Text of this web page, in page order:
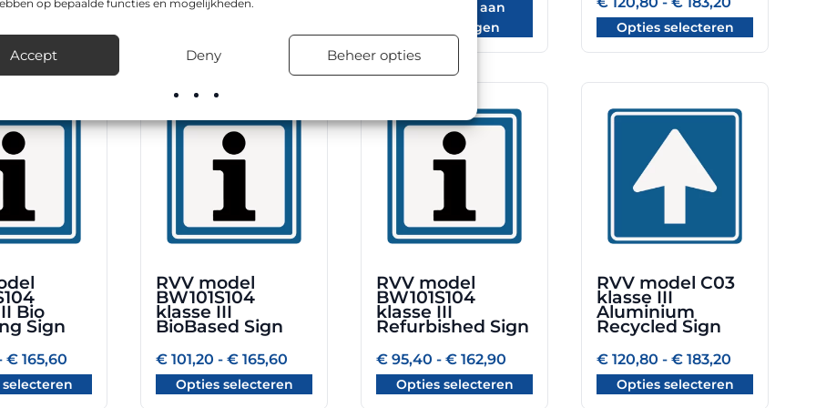
op bepaalde functies en mogelijkheden.
Accept Deny Beheer opties
€ 248,00
€ 330,40
Toevoegen aan
winkelwagen
€ 120,80
tot
€ 183,20
Opties selecteren
Bio
Sign
€ 165,60
€ 101,20
tot
€ 165,60
RVV model
BW101S104
klasse III
BioBased Sign
€101,20 - €165,60Prijsklasse:
€ 101,20
tot
€ 165,60
Opties selecteren
product
meerdere
optie
kan
worden
op
de
RVV model
BW101S104
klasse III
Refurbished Sign
€95,40 - €162,90Prijsklasse:
€ 95,40
tot
€ 162,90
Opties selecteren
product
meerdere
optie
kan
worden
op
de
RVV model C03
klasse III
Aluminium
Recycled Sign
€120,80 - €183,20Prijsklasse:
€ 120,80
tot
€ 183,20
Opties selecteren
Dit
meerdere
variaties.
kan
worden
op
de